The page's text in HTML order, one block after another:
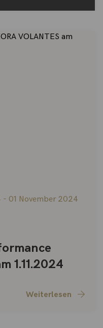
- 01 November 2024
1.11.2024
Weiterlesen